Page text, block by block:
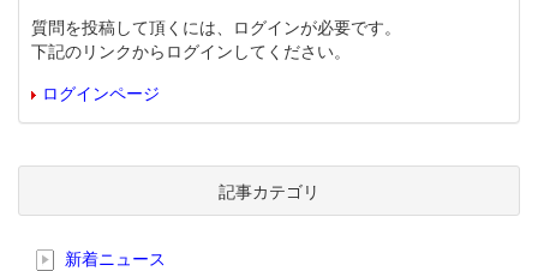
質問を投稿して頂くには、ログインが必要です。
下記のリンクからログインしてください。
ログインページ
記事カテゴリ
新着ニュース